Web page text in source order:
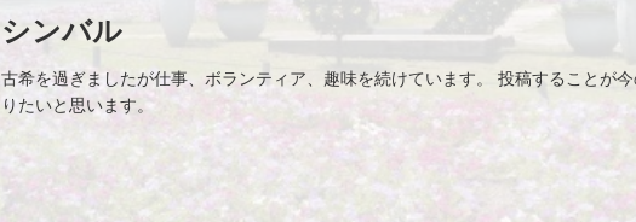
シンバル
古希を過ぎましたが仕事、ボランティア、趣味を続けています。 投稿することが
りたいと思います。